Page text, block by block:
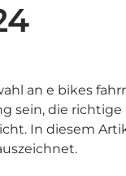
an e bikes
sein, die richtige
In diesem